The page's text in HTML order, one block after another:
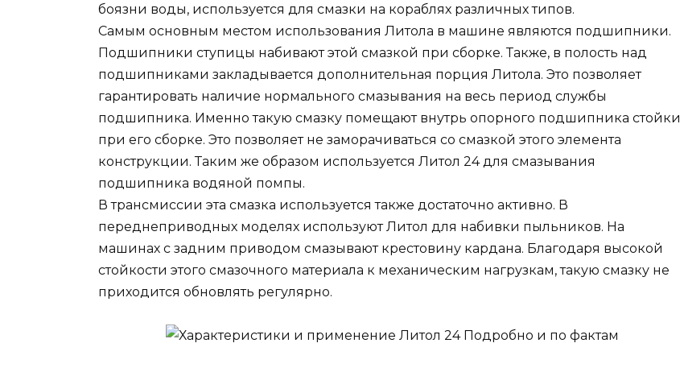
боязни воды, используется для смазки на кораблях различных типов.
Самым основным местом использования Литола в машине являются подшипники.
Подшипники ступицы набивают этой смазкой при сборке. Также, в полость над
подшипниками закладывается дополнительная порция Литола. Это позволяет
гарантировать наличие нормального смазывания на весь период службы
подшипника. Именно такую смазку помещают внутрь опорного подшипника стойки
при его сборке. Это позволяет не заморачиваться со смазкой этого элемента
конструкции. Таким же образом используется Литол 24 для смазывания
подшипника водяной помпы.
В трансмиссии эта смазка используется также достаточно активно. В
переднеприводных моделях используют Литол для набивки пыльников. На
машинах с задним приводом смазывают крестовину кардана. Благодаря высокой
стойкости этого смазочного материала к механическим нагрузкам, такую смазку не
приходится обновлять регулярно.